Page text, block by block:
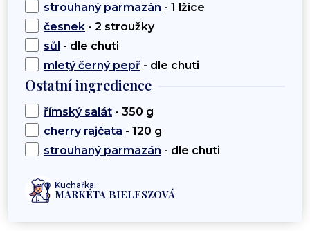
strouhaný parmazán - 1 lžíce
česnek - 2 stroužky
sůl - dle chuti
mletý černý pepř - dle chuti
Ostatní ingredience
římský salát - 350 g
cherry rajčata - 120 g
strouhaný parmazán - dle chuti
Kuchařka:
MARKÉTA BIELESZOVÁ